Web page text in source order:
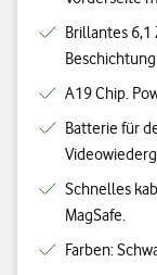
Brillantes 6,1
A19 Chip.
Batterie für
Schnelles
MagSafe.
Farben: